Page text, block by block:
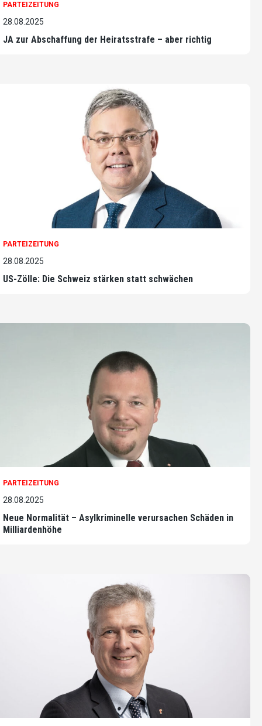
PARTEIZEITUNG
28.08.2025
JA zur Abschaffung der Heiratsstrafe – aber richtig
PARTEIZEITUNG
28.08.2025
US-Zölle: Die Schweiz stärken statt schwächen
PARTEIZEITUNG
28.08.2025
Neue Normalität – Asylkriminelle verursachen Schäden in
Milliardenhöhe